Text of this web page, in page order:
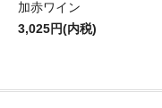
加赤ワイン
3,025円(内税)